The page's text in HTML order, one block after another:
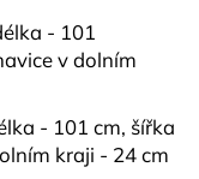
- 101
v dolním
- 101 cm, šířka
kraji - 24 cm